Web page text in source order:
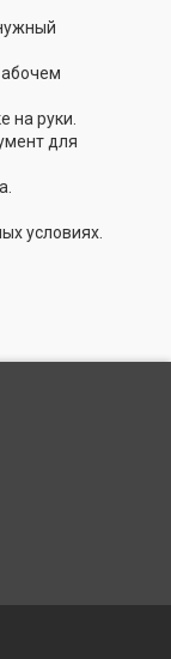
на руки.
для
условиях.